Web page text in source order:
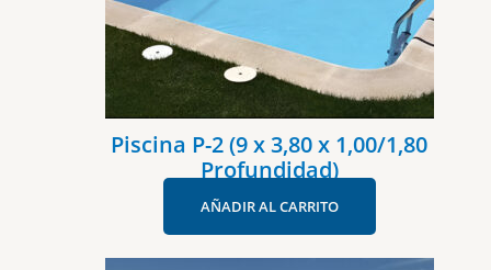
Piscina P-2 (9 x 3,80 x 1,00/1,80
Profundidad)
AÑADIR AL CARRITO